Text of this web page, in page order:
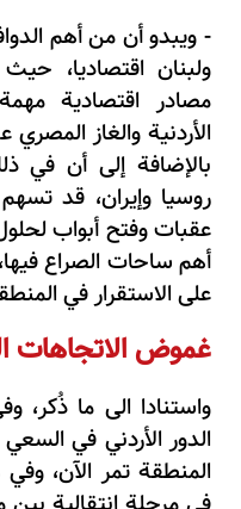
- ويبدو أن من أهم
ولبنان اقتصاديا،
مصادر اقتصادية
الأردنية والغاز
بالإضافة إلى أن في
روسيا وإيران، قد
عقبات وفتح أبواب
أهم ساحات الصراع
على الاستقرار في
غموض الاتجاهات
واستنادا الى ما ذُكر،
الدور الأردني في
المنطقة تمر الآن،